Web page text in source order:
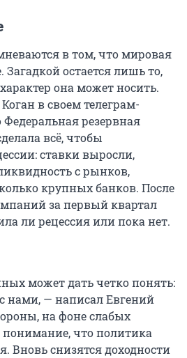
в том, что мировая
Загадкой остается лишь то,
она может носить.
в своем телеграм-
резервная
всё, чтобы
ставки выросли,
с рынков,
крупных банков. После
за первый квартал
ли рецессия или пока нет.
может дать четко понять:
нами, — написал Евгений
на фоне слабых
что политика
Вновь снизятся доходности